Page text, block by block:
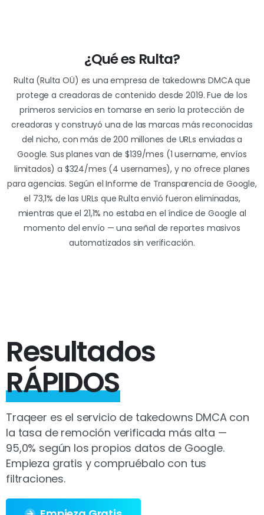
¿Quées Rulta?
Rulta (Rulta OÜ) es una empresa de takedowns DMCA que
protege a creadoras de contenido desde 2019. Fue de los
primeros servicios en tomarse en serio la protección de
creadoras y construyó una de las marcas más reconocidas
del nicho, con más de 200 millones de URLs enviadas a
Google. Sus planes van de $139/mes (1 username, envíos
limitados) a $324/mes (4 usernames), y no ofrece planes
para agencias. Según el Informe de Transparencia de Google,
el 73,1% de las URLs que Rulta envió fueron eliminadas,
mientras que el 21,1% no estaba en el índice de Google al
momento del envío — una señal de reportes masivos
automatizados sin verificación.
Resultados
RÁPIDOS
Traqeer es el servicio de takedowns DMCA con
la tasa de remoción verificada más alta —
95,0% según los propios datos de Google.
Empieza gratis y compruébalo con tus
filtraciones.